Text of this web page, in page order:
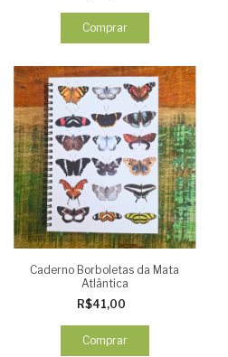
Comprar
Caderno Borboletas da Mata
Atlântica
R$41,00
Comprar